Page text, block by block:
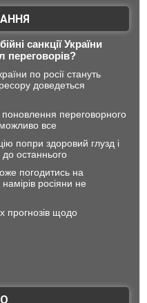
санкції України
переговорів?
по росії стануть
доведеться
переговорного
все
попри здоровий глузд і
останнього
погодитись на
росіяни не
прогнозів щодо